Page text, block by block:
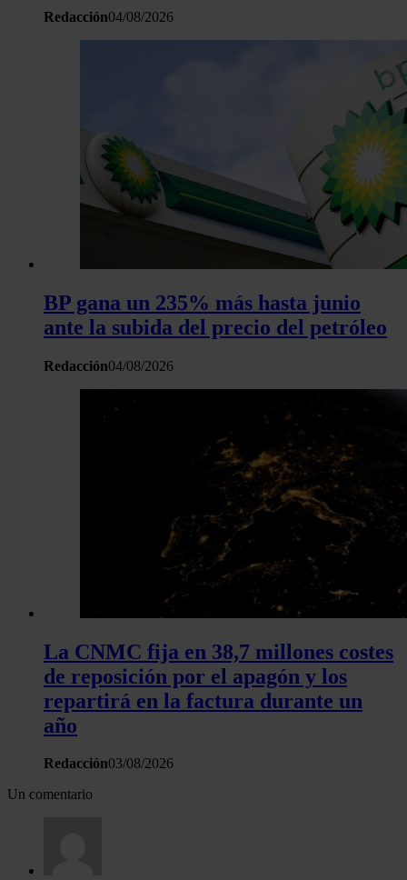
hecho de sus servicios.
Redacción04/08/2026
BP gana un 235% más hasta junio
ante la subida del precio del petróleo
Redacción04/08/2026
La CNMC fija en 38,7 millones costes
de reposición por el apagón y los
repartirá en la factura durante un
año
Redacción03/08/2026
Un comentario